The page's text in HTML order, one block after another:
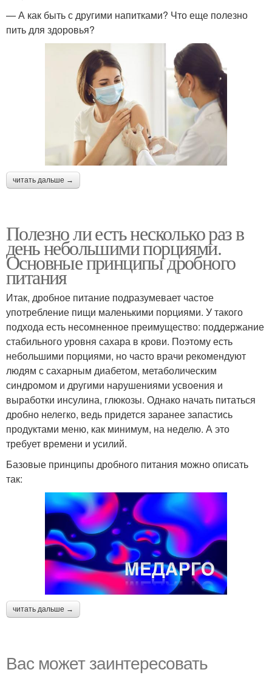
— А как быть с другими напитками? Что еще полезно
пить для здоровья?
читать дальше →
Полезно ли есть несколько раз в
день небольшими порциями.
Основные принципы дробного
питания
Итак, дробное питание подразумевает частое
употребление пищи маленькими порциями. У такого
подхода есть несомненное преимущество: поддержание
стабильного уровня сахара в крови. Поэтому есть
небольшими порциями, но часто врачи рекомендуют
людям с сахарным диабетом, метаболическим
синдромом и другими нарушениями усвоения и
выработки инсулина, глюкозы. Однако начать питаться
дробно нелегко, ведь придется заранее запастись
продуктами меню, как минимум, на неделю. А это
требует времени и усилий.
Базовые принципы дробного питания можно описать
так:
читать дальше →
Вас может заинтересовать